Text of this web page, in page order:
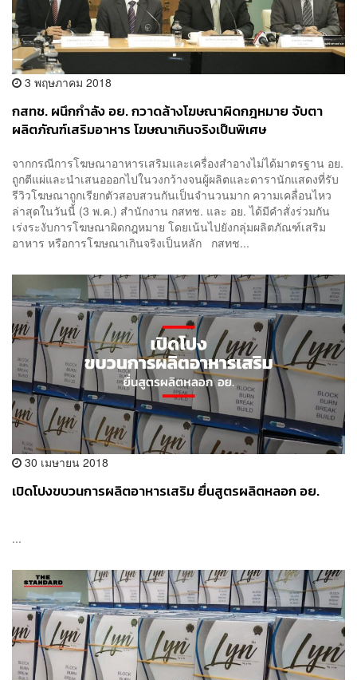
3 พฤษภาคม 2018
กสทช. ผนึกกำลัง อย.​ กวาดล้างโฆษณาผิดกฎหมาย จับตา
ผลิตภัณฑ์เสริมอาหาร โฆษณาเกินจริงเป็นพิเศษ
จากกรณีการโฆษณาอาหารเสริมและเครื่องสำอางไม่ได้มาตรฐาน อย.
ถูกตีแผ่และนำเสนอออกไปในวงกว้างจนผู้ผลิตและดารานักแสดงที่รับ
รีวิวโฆษณาถูกเรียกตัวสอบสวนกันเป็นจำนวนมาก ความเคลื่อนไหว
ล่าสุดในวันนี้ (3 พ.ค.) สำนักงาน กสทช. และ อย. ได้มีคำสั่งร่วมกัน
เร่งระงับการโฆษณาผิดกฎหมาย โดยเน้นไปยังกลุ่มผลิตภัณฑ์เสริม
อาหาร หรือการโฆษณาเกินจริงเป็นหลัก กสทช...
30 เมษายน 2018
เปิดโปงขบวนการผลิตอาหารเสริม ยื่นสูตรผลิตหลอก อย.
...